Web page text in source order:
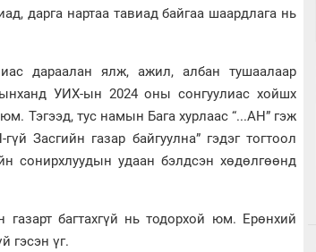
дарга нартаа тавиад байгаа шаардлага нь
дараалан ялж, ажил, албан тушаалаар
УИХ-ын 2024 оны сонгуулиас хойшх
Тэгээд, тус намын Бага хурлаас “...АН” гэж
Засгийн газар байгуулна” гэдэг тогтоол
сонирхлуудын удаан бэлдсэн хөдөлгөөнд
багтахгүй нь тодорхой юм. Ерөнхий
гэсэн үг.